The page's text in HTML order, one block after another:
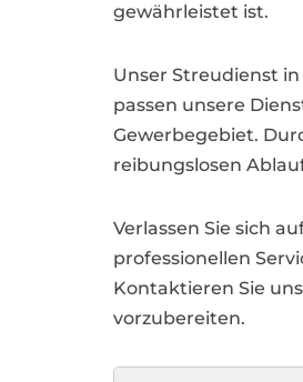
gewährleistet ist.
Unser Streudienst
passen unsere
Gewerbegebiet.
reibungslosen
Verlassen Sie sich
professionellen
Kontaktieren Sie
vorzubereiten.